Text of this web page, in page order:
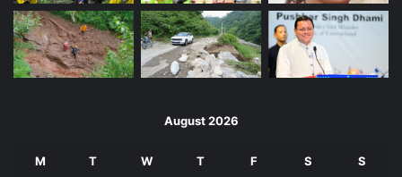
August 2026
M T W T F S S